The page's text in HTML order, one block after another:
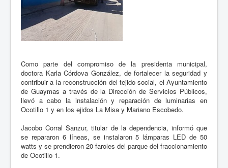
Como parte del compromiso de la presidenta municipal,
doctora Karla Córdova González, de fortalecer la seguridad y
contribuir a la reconstrucción del tejido social, el Ayuntamiento
de Guaymas a través de la Dirección de Servicios Públicos,
llevó a cabo la instalación y reparación de luminarias en
Ocotillo 1 y en los ejidos La Misa y Mariano Escobedo.
Jacobo Corral Sanzur, titular de la dependencia, informó que
se repararon 6 líneas, se instalaron 5 lámparas LED de 50
watts y se prendieron 20 faroles del parque del fraccionamiento
de Ocotillo 1.